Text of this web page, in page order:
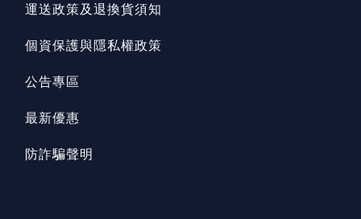
運送政策及退換貨須知
個資保護與隱私權政策
公告專區
最新優惠
防詐騙聲明